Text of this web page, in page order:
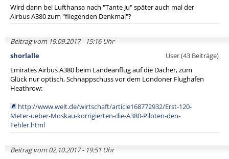
Wird dann bei Lufthansa nach "Tante Ju" später auch mal der
Airbus A380 zum "fliegenden Denkmal"?
Beitrag vom 19.09.2017 - 15:16 Uhr
shorlalle
User (43 Beiträge)
Emirates Airbus A380 beim Landeanflug auf die Dächer, zum
Glück nur optisch, Schnappschuss vor dem Londoner Flughafen
Heathrow:
http://www.welt.de/wirtschaft/article168772932/Erst-120-
Meter-ueber-Moskau-korrigierten-die-A380-Piloten-den-
Fehler.html
Beitrag vom 02.10.2017 - 19:51 Uhr